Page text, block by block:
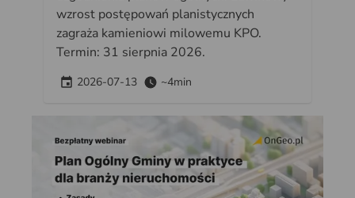
wzrost postępowań planistycznych
zagraża kamieniowi milowemu KPO.
Termin: 31 sierpnia 2026.
2026-07-13 ~4min